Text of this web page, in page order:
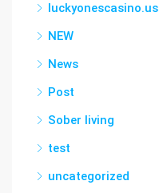
luckyonescasino.us
NEW
News
Post
Sober living
test
uncategorized